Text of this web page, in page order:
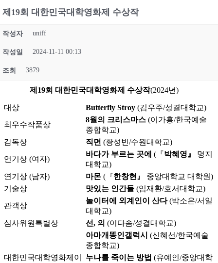
제19회 대한민국대학영화제 수상작
작성자 uniff
작성일 2024-11-11 00:13
조회 3879
제19회 대한민국대학영화제 수상작(2024년)
대상 Butterfly Stroy (김우주/성결대학교)
최우수작품상
8월의 크리스마스 (이가흥/한국예술
종합학교)
감독상
직면 (황성빈/수원대학교)
연기상 (여자)
바다가 부르는 곳에 (『박혜영』
명지
대학교)
연기상 (남자)
마몬 (『한창현』
중앙대학교 대학원)
기술상
맛있는 인간들 (임재환/호서대학교)
관객상
놀이터에 외계인이 산다(박소은/서일
대학교)
심사위원특별상
선, 의 (이다솜/성결대학교)
아마개똥인갤럭시 (신혜선/한국예술
종합학교)
대한민국대학영화제이
누나를 죽이는 방법 (유예인/중앙대학